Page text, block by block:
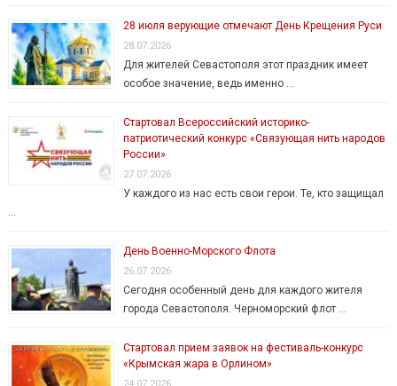
28 июля верующие отмечают День Крещения Руси
28.07.2026
Для жителей Севастополя этот праздник имеет
особое значение, ведь именно …
Стартовал Всероссийский историко-
патриотический конкурс «Связующая нить народов
России»
27.07.2026
У каждого из нас есть свои герои. Те, кто защищал
…
День Военно-Морского Флота
26.07.2026
Сегодня особенный день для каждого жителя
города Севастополя. Черноморский флот …
Стартовал прием заявок на фестиваль-конкурс
«Крымская жара в Орлином»